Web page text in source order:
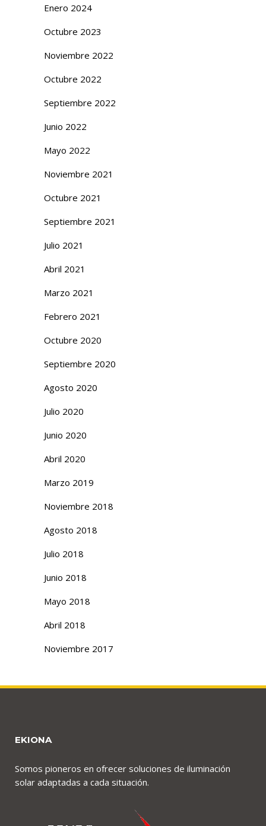
Enero 2024
Octubre 2023
Noviembre 2022
Octubre 2022
Septiembre 2022
Junio 2022
Mayo 2022
Noviembre 2021
Octubre 2021
Septiembre 2021
Julio 2021
Abril 2021
Marzo 2021
Febrero 2021
Octubre 2020
Septiembre 2020
Agosto 2020
Julio 2020
Junio 2020
Abril 2020
Marzo 2019
Noviembre 2018
Agosto 2018
Julio 2018
Junio 2018
Mayo 2018
Abril 2018
Noviembre 2017
EKIONA
Somos pioneros en ofrecer soluciones de iluminación
solar adaptadas a cada situación.